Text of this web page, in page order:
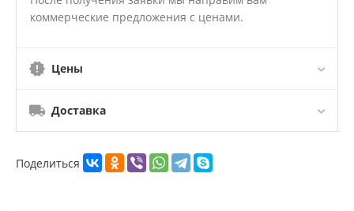
коммерческие предложения с ценами.
Цены
Доставка
Поделиться